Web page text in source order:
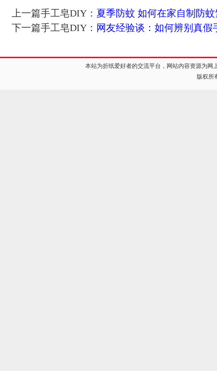
上一篇手工皂DIY： 夏季防蚊 如何在家自制防
下一篇手工皂DIY： 网友经验谈：如何辨别真假
本站为折纸爱好者的交流平台，网站内容资源为
版权所